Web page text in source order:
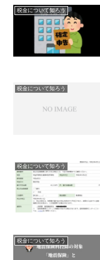
税金について知ろう
税金について知ろう
税金について知ろう
税金について知ろう